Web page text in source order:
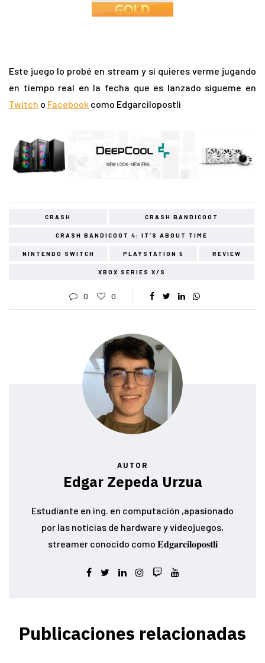
Este juego lo probé en stream y si quieres verme jugando
en tiempo real en la fecha que es lanzado sígueme en
Twitch o Facebook como Edgarcilopostli
CRASH CRASH BANDICOOT
CRASH BANDICOOT 4: IT’S ABOUT TIME
NINTENDO SWITCH PLAYSTATION 5 REVIEW
XBOX SERIES X/S
0 0
AUTOR
Edgar Zepeda Urzua
Estudiante en ing. en computación ,apasionado
por las noticias de hardware y videojuegos,
streamer conocido como 𝐄𝐝𝐠𝐚𝐫𝐜𝐢𝐥𝐨𝐩𝐨𝐬𝐭𝐥𝐢
Publicaciones relacionadas